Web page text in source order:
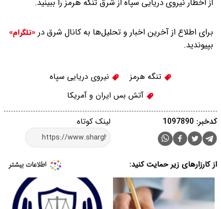
از اخطار نیروی دریایی سپاه از شرق تنگه هرمز را ببینید.
برای اطلاع از آخرین اخبار و تحلیل‌ها به کانال شرق در «تلگرام»
بپیوندید.
تنگه هرمز
نیروی دریایی سپاه
آتش بس ایران و آمریکا
لینک کوتاه کدخبر: 1097890
از کارزارهای زیر حمایت کنید: